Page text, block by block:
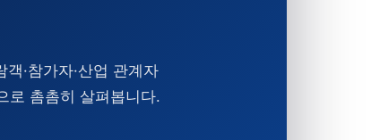
·참가자·산업 관계자
로 촘촘히 살펴봅니다.